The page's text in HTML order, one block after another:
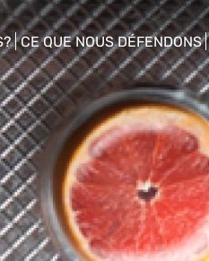
CE QUE NOUS DÉFENDONS
show/hide sub menu